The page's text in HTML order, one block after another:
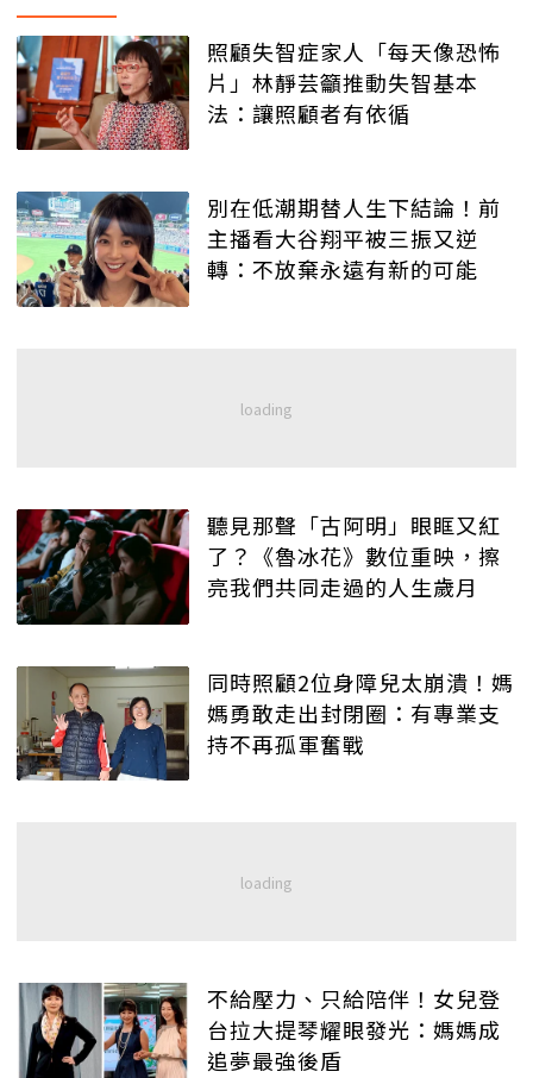
照顧失智症家人「每天像恐怖
片」林靜芸籲推動失智基本
法：讓照顧者有依循
別在低潮期替人生下結論！前
主播看大谷翔平被三振又逆
轉：不放棄永遠有新的可能
聽見那聲「古阿明」眼眶又紅
了？《魯冰花》數位重映，擦
亮我們共同走過的人生歲月
同時照顧2位身障兒太崩潰！媽
媽勇敢走出封閉圈：有專業支
持不再孤軍奮戰
不給壓力、只給陪伴！女兒登
台拉大提琴耀眼發光：媽媽成
追夢最強後盾